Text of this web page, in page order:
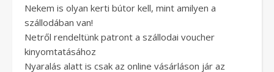
Nekem is olyan kerti bútor kell, mint amilyen a
szállodában van!
Netről rendeltünk patront a szállodai voucher
kinyomtatásához
Nyaralás alatt is csak az online vásárláson jár az